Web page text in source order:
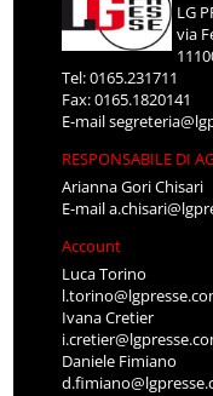
LG
via
Tel: 0165.231711
Fax: 0165.1820141
E-mail
RESPONSABILE DI
Arianna Gori Chisari
E-mail
Account
Luca Torino
Ivana Cretier
Daniele Fimiano